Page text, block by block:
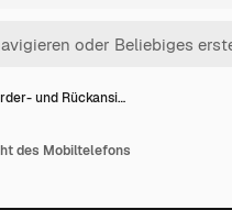
und Rückansi…
des Mobiltelefons